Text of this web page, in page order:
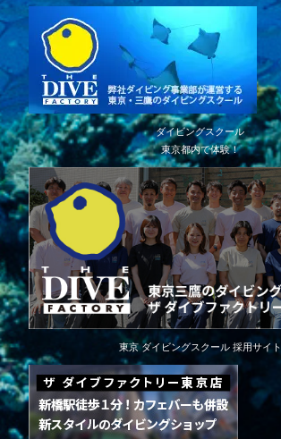
ダイビングスクール
東京都内で体験！
東京 ダイビングスクール 採用サイト